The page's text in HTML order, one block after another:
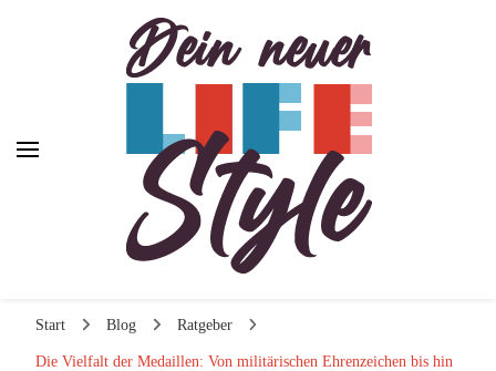
Dein neuer Lifestyle
Start Blog Ratgeber
Die Vielfalt der Medaillen: Von militärischen Ehrenzeichen bis hin